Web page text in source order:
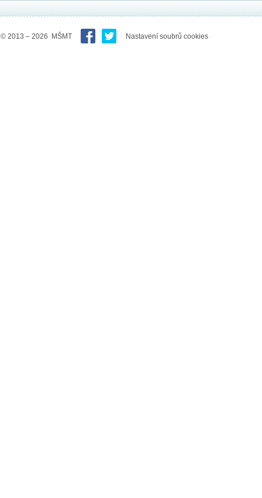
© 2013 – 2026 MŠMT Nastavení soubrů cookies